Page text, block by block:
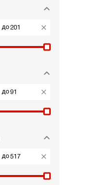
до
до
до